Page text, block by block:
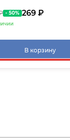
- 50% 269 ₽
В корзину